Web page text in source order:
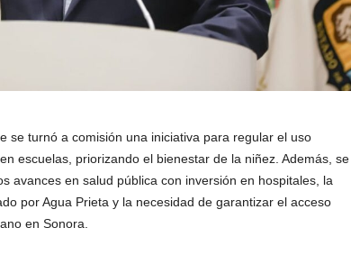
se turnó a comisión una iniciativa para regular el uso
escuelas, priorizando el bienestar de la niñez. Además, se
avances en salud pública con inversión en hospitales, la
por Agua Prieta y la necesidad de garantizar el acceso
en Sonora.